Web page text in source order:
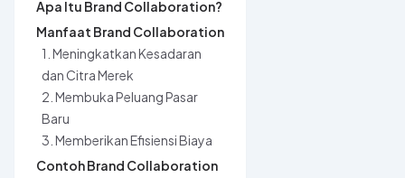
Apa Itu Brand Collaboration?
Manfaat Brand Collaboration
1. Meningkatkan Kesadaran
dan Citra Merek
2. Membuka Peluang Pasar
Baru
3. Memberikan Efisiensi Biaya
Contoh Brand Collaboration